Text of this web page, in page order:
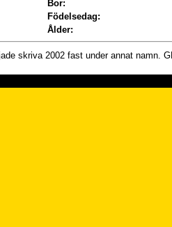
Bor:
Födelsedag:
Ålder:
skriva 2002 fast under annat namn.